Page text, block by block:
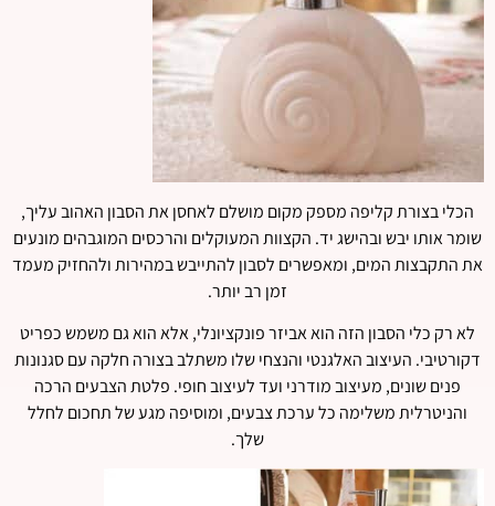
הכלי בצורת קליפה מספק מקום מושלם לאחסן את הסבון האהוב עליך,
שומר אותו יבש ובהישג יד. הקצוות המעוקלים והרכסים המוגבהים מונעים
את התקבצות המים, ומאפשרים לסבון להתייבש במהירות ולהחזיק מעמד
זמן רב יותר.
לא רק כלי הסבון הזה הוא אביזר פונקציונלי, אלא הוא גם משמש כפריט
דקורטיבי. העיצוב האלגנטי והנצחי שלו משתלב בצורה חלקה עם סגנונות
פנים שונים, מעיצוב מודרני ועד לעיצוב חופי. פלטת הצבעים הרכה
והניטרלית משלימה כל ערכת צבעים, ומוסיפה מגע של תחכום לחלל
שלך.